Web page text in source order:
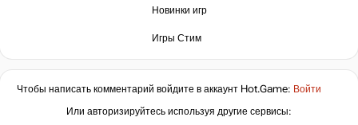
Новинки игр
Игры Стим
Чтобы написать комментарий войдите в аккаунт Hot.Game: Войти
Или авторизируйтесь используя другие сервисы: